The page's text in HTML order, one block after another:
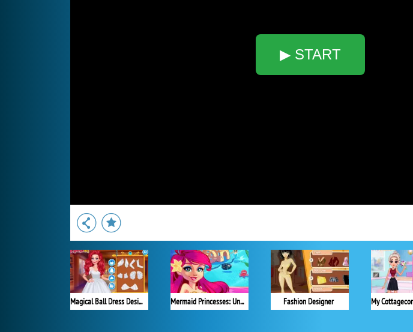
▶ START
Magical Ball Dress Design Mermaid Princesses: Underwater Games Fashion Designer